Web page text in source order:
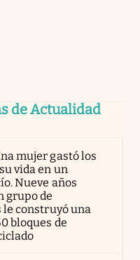
de Actualidad
mujer gastó los
vida en un
Nueve años
grupo de
construyó una
bloques de